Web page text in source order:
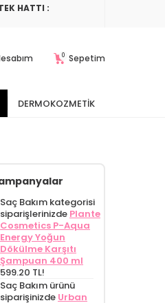
HATTI :
0 Sepetim
DERMOKOZMETIK
Saç Bakım kategorisi
siparişlerinizde Plante
Cosmetics P-Aqua
Energy Yoğun
Dökülme Karşıtı
Şampuan 400 ml
599.20 TL!
Saç Bakım ürünü
siparişinizde Urban